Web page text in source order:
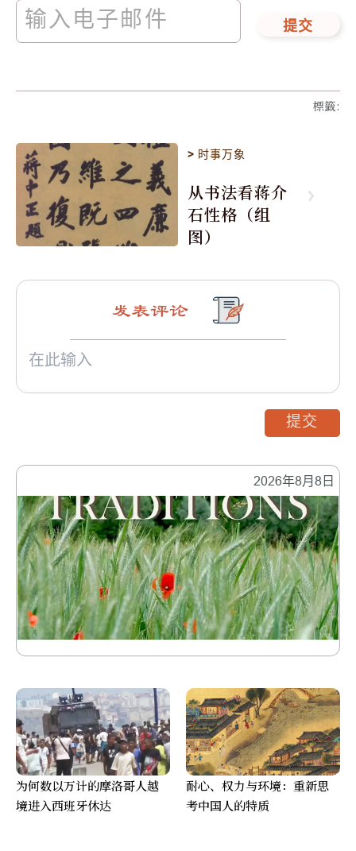
提交
標籤:
> 时事万象
从书法看蒋介
石性格（组
图）
2026年8月8日
发表评论
提交
为何数以万计的摩洛哥人越
境进入西班牙休达
耐心、权力与环境：重新思
考中国人的特质